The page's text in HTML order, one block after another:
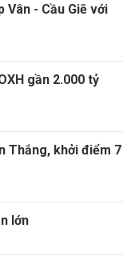
Vân - Cầu Giẽ với
gần 2.000 tỷ
Thắng, khởi điểm 7
lớn